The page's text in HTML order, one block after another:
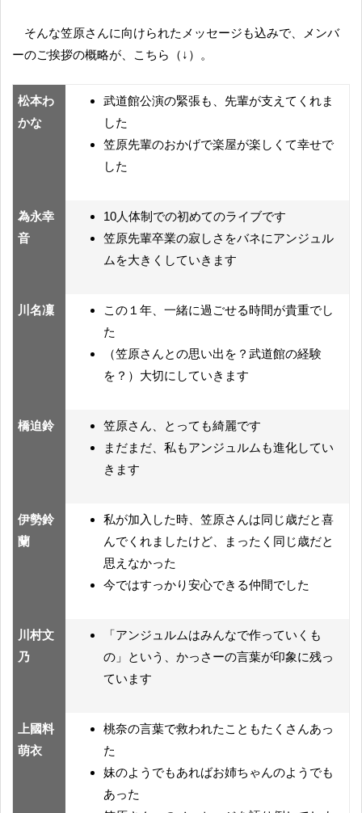
そんな笠原さんに向けられたメッセージも込みで、メンバ
ーのご挨拶の概略が、こちら（↓）。
松本わ
かな
武道館公演の緊張も、先輩が支えてくれま
した
笠原先輩のおかげで楽屋が楽しくて幸せで
した
為永幸
音
10人体制での初めてのライブです
笠原先輩卒業の寂しさをバネにアンジュル
ムを大きくしていきます
川名凜
この１年、一緒に過ごせる時間が貴重でし
た
（笠原さんとの思い出を？武道館の経験
を？）大切にしていきます
橋迫鈴
笠原さん、とっても綺麗です
まだまだ、私もアンジュルムも進化してい
きます
伊勢鈴
蘭
私が加入した時、笠原さんは同じ歳だと喜
んでくれましたけど、まったく同じ歳だと
思えなかった
今ではすっかり安心できる仲間でした
川村文
乃
「アンジュルムはみんなで作っていくも
の」という、かっさーの言葉が印象に残っ
ています
上國料
萌衣
桃奈の言葉で救われたこともたくさんあっ
た
妹のようでもあればお姉ちゃんのようでも
あった